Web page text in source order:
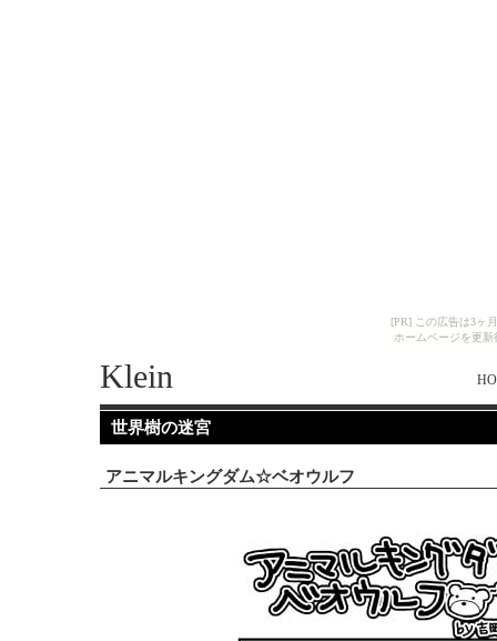
[PR] この広告は3ヶ
ホームページを更
Klein
世界樹の迷宮
アニマルキングダム☆ベオウルフ